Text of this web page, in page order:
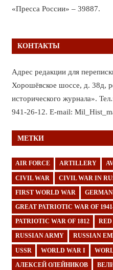
«Пресса России» – 39887.
КОНТАКТЫ
Адрес редакции для
Хорошёвское шоссе, д. 38д,
исторического журнала».
941-26-12. E-mail:
МЕТКИ
AIR FORCE ARTILLERY
CIVIL WAR CIVIL WAR IN
FIRST WORLD WAR
GREAT PATRIOTIC WAR OF
PATRIOTIC WAR OF 1812
RUSSIAN ARMY RUSSIAN
USSR WORLD WAR I
АЛЕКСЕЙ ОЛЕЙНИКОВ